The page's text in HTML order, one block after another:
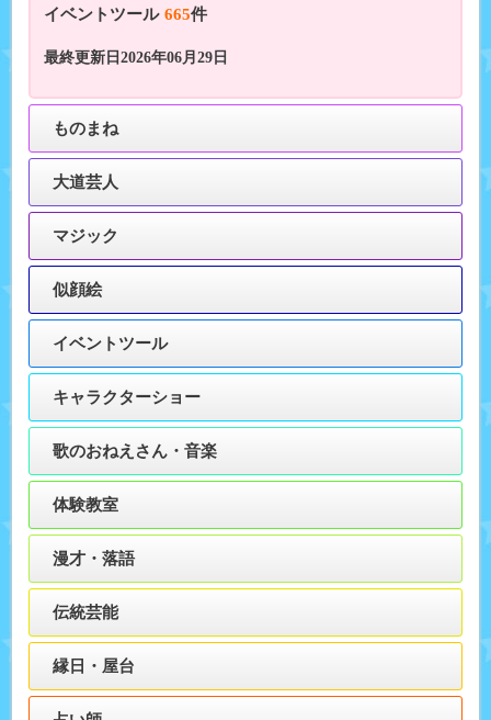
イベントツール 665件
最終更新日2026年06月29日
ものまね
大道芸人
マジック
似顔絵
イベントツール
キャラクターショー
歌のおねえさん・音楽
体験教室
漫才・落語
伝統芸能
縁日・屋台